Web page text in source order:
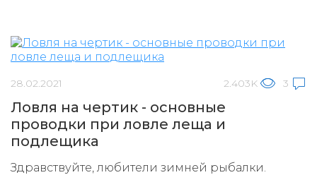
28.02.2021 2.403K 3
Ловля на чертик - основные
проводки при ловле леща и
подлещика
Здравствуйте, любители зимней рыбалки.